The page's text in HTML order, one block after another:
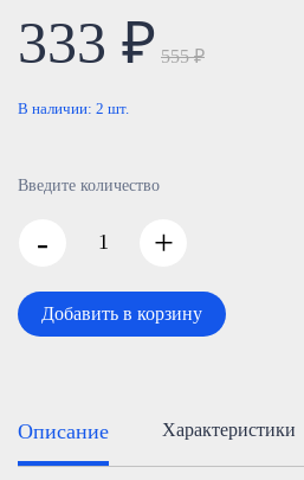
333 ₽ 555 ₽
В наличии: 2 шт.
Введите количество
- +
Добавить в корзину
Описание Характеристики